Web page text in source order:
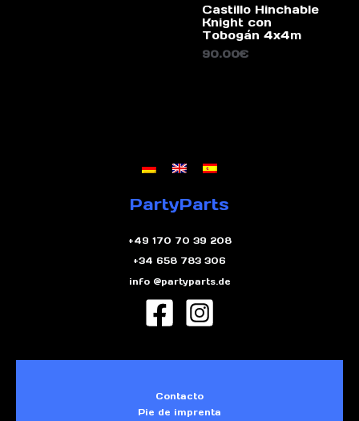
Castillo Hinchable
Knight con
Tobogán 4x4m
90.00€
PartyParts
+49 170 70 39 208
+34 658 783 306
info @partyparts.de
Contacto
Pie de imprenta